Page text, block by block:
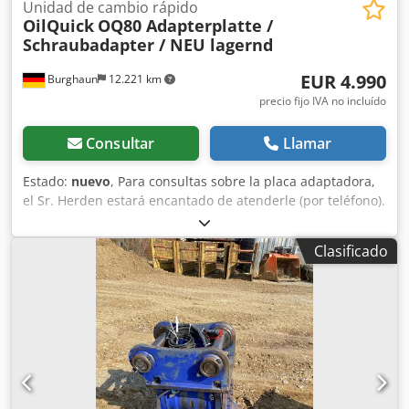
Burghaun 12.221 km
Unidad de cambio rápido
OilQuick OQ80 Adapterplatte /
Schraubadapter / NEU lagernd
EUR 4.990
precio fijo IVA no incluído
Consultar Llamar
Estado: nuevo, Para consultas sobre la placa adaptadora,
el Sr. Herden estará encantado de atenderle (por teléfono).
OilQuick OQ80 placa adaptadora / adaptador atornillado /
NUEVO / en stock & disponible de inmediato Precio:
4.990,00 € neto / 5.938,10 € bruto Dibujo del patrón de
agujeros en las fotos. - 2x Conectores 1/2" - 1x Conector
polifuncional 3/4" - 1x Conector 3/4" - 2x Conectores 1" -
Clase de excavadora: 25 t – 43 t - Peso: 386 kg Compatible
con numerosos implementos como martillos hidráulicos,
pinzas selectoras y también con los siguientes productos
Westtech: - Westtech CL320 - Westtech C350 - Westtech
C450 - Westtech C550 - Westtech CS610 compact (requiere
Clasificado